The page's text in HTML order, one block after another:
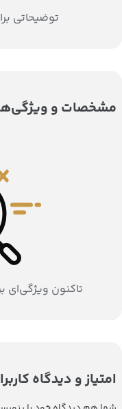
توضیحاتی
مشخصات و
تاکنون
امتیاز و دیدگاه